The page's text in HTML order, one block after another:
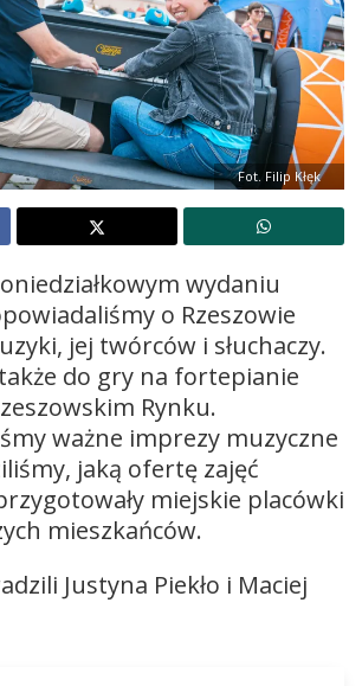
Fot. Filip Kłęk
wydaniu
o Rzeszowie
jej twórców i słuchaczy.
do gry na fortepianie
Rynku.
ważne imprezy muzyczne
jaką ofertę zajęć
miejskie placówki
mieszkańców.
Justyna Piekło i Maciej